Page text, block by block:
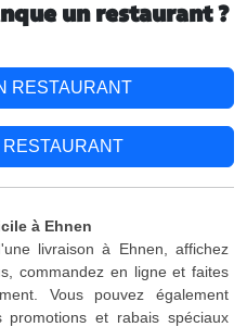
un restaurant ?
RESTAURANT
à Ehnen
livraison à Ehnen, affichez
commandez en ligne et faites
Vous pouvez également
et rabais spéciaux